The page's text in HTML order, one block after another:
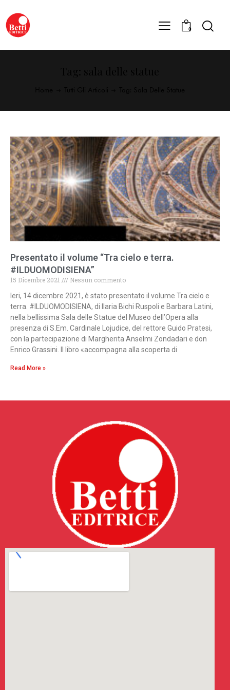
0
Presentato il volume “Tra cielo e terra.
#ILDUOMODISIENA”
15 Dicembre 2021
Nessun commento
Ieri, 14 dicembre 2021, è stato presentato il volume Tra cielo e
terra. #ILDUOMODISIENA, di Ilaria Bichi Ruspoli e Barbara Latini,
nella bellissima Sala delle Statue del Museo dell’Opera alla
presenza di S.Em. Cardinale Lojudice, del rettore Guido Pratesi,
con la partecipazione di Margherita Anselmi Zondadari e don
Enrico Grassini. Il libro «accompagna alla scoperta di
Read More »